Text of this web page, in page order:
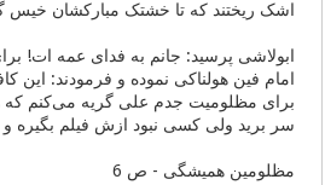
اشک ریختند که تا خشتک مبارکشان
ابولاشی پرسید: جانم به فدای عمه ات!
امام فین هولناکی نموده و فرمودند: این
برای مظلومیت جدم علی گریه می‌کنم که
سر برید ولی کسی نبود ازش فیلم بگیره و
مظلومین همیشگی - ص 6